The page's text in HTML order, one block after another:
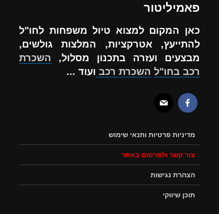
פאמיליטור
כאן המקום למצוא טיול משפחות לחו"ל
להתייעץ, אטרקציות, המלצות גולשים,
מבצעים ועזרה בתכנון מסלול, השכרת
רכב בחו"ל השכרת רכב ועוד ...
מדיניות פרטיות ותנאי שימוש
צור קשר ולפרסום באתר
הצהרת נגישות
תוכן שיווקי